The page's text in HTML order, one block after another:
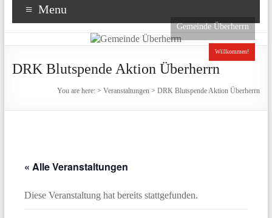
Menu
Gemeinde Überherrn
Willkommen!
DRK Blutspende Aktion Überherrn
You are here: >Veranstaltungen >DRK Blutspende Aktion Überherrn
« Alle Veranstaltungen
Diese Veranstaltung hat bereits stattgefunden.